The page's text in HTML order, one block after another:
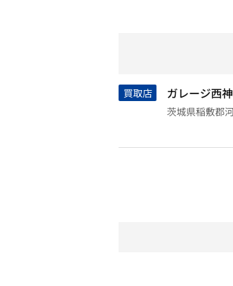
買取店 ガレージ西神
茨城県稲敷郡